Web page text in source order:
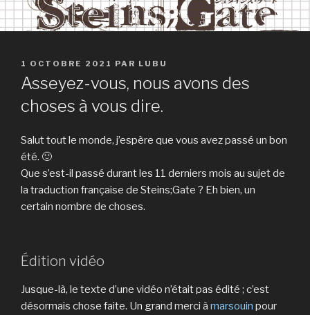
PUBLIÉ
LE
1 OCTOBRE 2021 PAR LUBU
Asseyez-vous, nous avons des
choses à vous dire.
Salut tout le monde, j’espère que vous avez passé un bon
été. 🙂
Que s’est-il passé durant les 11 derniers mois au sujet de
la traduction française de Steins;Gate ? Eh bien, un
certain nombre de choses.
Édition vidéo
Jusque-là, le texte d’une vidéo n’était pas édité ; c’est
désormais chose faite. Un grand merci à marsouin pour